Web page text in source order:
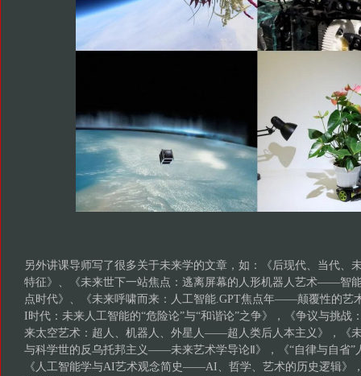
另外讲课导师写了很多关于未来学的文章，如：《后现代、当代、
特征》、《未来世下一站焦点：逃离屏幕的人形机器人艺术——智
点时代》、《未来呼啸而来：人工智能.GPT焦点年——颠覆性的艺
I时代：未来人工智能的“危险论”与“和谐论”之争》，《争议与挑战
来太空艺术：超人、机器人、外星人——超人类后人本主义》，《
与科学世的反乌托邦主义——未来艺术学导论Ⅱ》，《“自律与自省”
《人工智能学与AI艺术观念简史——AI、哲学、艺术的历史逻辑》